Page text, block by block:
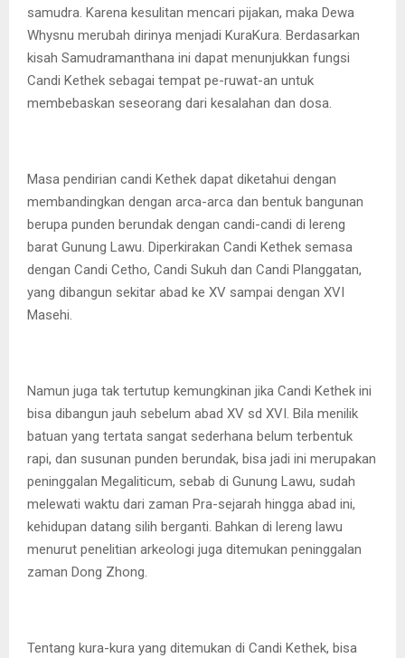
samudra. Karena kesulitan mencari pijakan, maka Dewa
Whysnu merubah dirinya menjadi KuraKura. Berdasarkan
kisah Samudramanthana ini dapat menunjukkan fungsi
Candi Kethek sebagai tempat pe-ruwat-an untuk
membebaskan seseorang dari kesalahan dan dosa.
Masa pendirian candi Kethek dapat diketahui dengan
membandingkan dengan arca-arca dan bentuk bangunan
berupa punden berundak dengan candi-candi di lereng
barat Gunung Lawu. Diperkirakan Candi Kethek semasa
dengan Candi Cetho, Candi Sukuh dan Candi Planggatan,
yang dibangun sekitar abad ke XV sampai dengan XVI
Masehi.
Namun juga tak tertutup kemungkinan jika Candi Kethek ini
bisa dibangun jauh sebelum abad XV sd XVI. Bila menilik
batuan yang tertata sangat sederhana belum terbentuk
rapi, dan susunan punden berundak, bisa jadi ini merupakan
peninggalan Megaliticum, sebab di Gunung Lawu, sudah
melewati waktu dari zaman Pra-sejarah hingga abad ini,
kehidupan datang silih berganti. Bahkan di lereng lawu
menurut penelitian arkeologi juga ditemukan peninggalan
zaman Dong Zhong.
Tentang kura-kura yang ditemukan di Candi Kethek, bisa